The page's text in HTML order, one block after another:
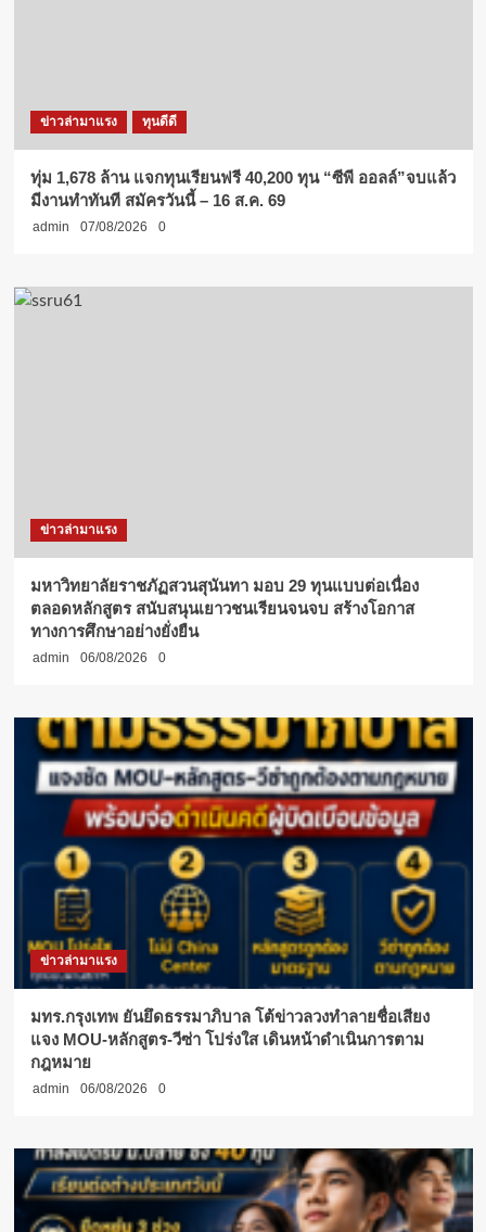
ข่าวล่ามาแรง ทุนดีดี
ทุ่ม 1,678 ล้าน แจกทุนเรียนฟรี 40,200 ทุน “ซีพี ออลล์”จบแล้ว
มีงานทำทันที สมัครวันนี้ – 16 ส.ค. 69
admin 07/08/2026 0
ข่าวล่ามาแรง
มหาวิทยาลัยราชภัฏสวนสุนันทา มอบ 29 ทุนแบบต่อเนื่อง
ตลอดหลักสูตร สนับสนุนเยาวชนเรียนจนจบ สร้างโอกาส
ทางการศึกษาอย่างยั่งยืน
admin 06/08/2026 0
ข่าวล่ามาแรง
มทร.กรุงเทพ ยันยึดธรรมาภิบาล โต้ข่าวลวงทำลายชื่อเสียง
แจง MOU-หลักสูตร-วีซ่า โปร่งใส เดินหน้าดำเนินการตาม
กฎหมาย
admin 06/08/2026 0